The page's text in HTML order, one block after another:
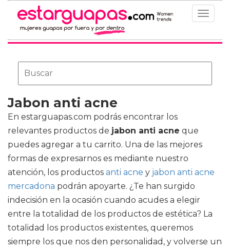
Toggle
Jabon anti acne
En estarguapas.com podrás encontrar los
relevantes productos de jabon anti acne que
puedes agregar a tu carrito. Una de las mejores
formas de expresarnos es mediante nuestro
atención, los productos anti acne y jabon anti acne
mercadona podrán apoyarte. ¿Te han surgido
indecisión en la ocasión cuando acudes a elegir
entre la totalidad de los productos de estética? La
totalidad los productos existentes, queremos
siempre los que nos den personalidad, y volverse un